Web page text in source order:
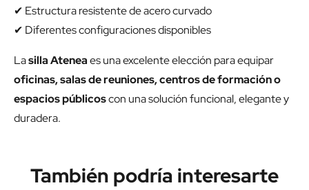
✔ Estructura resistente de acero curvado
✔ Diferentes configuraciones disponibles
Lasilla Ateneaes una excelente elección para equipar
oficinas, salas de reuniones, centros de formación o
espacios públicoscon una solución funcional, elegante y
duradera.
También podría interesarte